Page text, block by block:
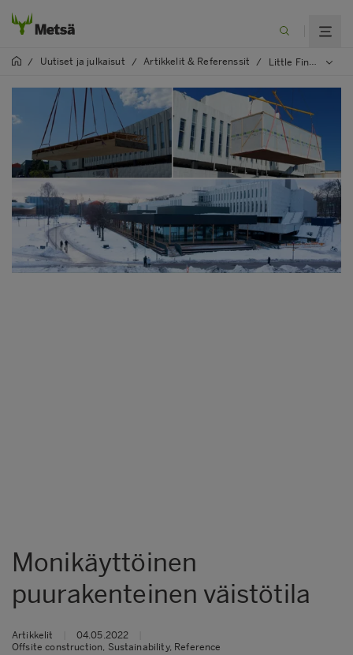
/ Uutiset ja julkaisut / Artikkelit & Referenssit / Little Finlandia
Monikäyttöinen
puurakenteinen väistötila
Artikkelit 04.05.2022
Offsite construction, Sustainability, Reference